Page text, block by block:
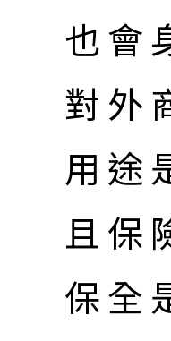
也會
對外
用途
且保
保全